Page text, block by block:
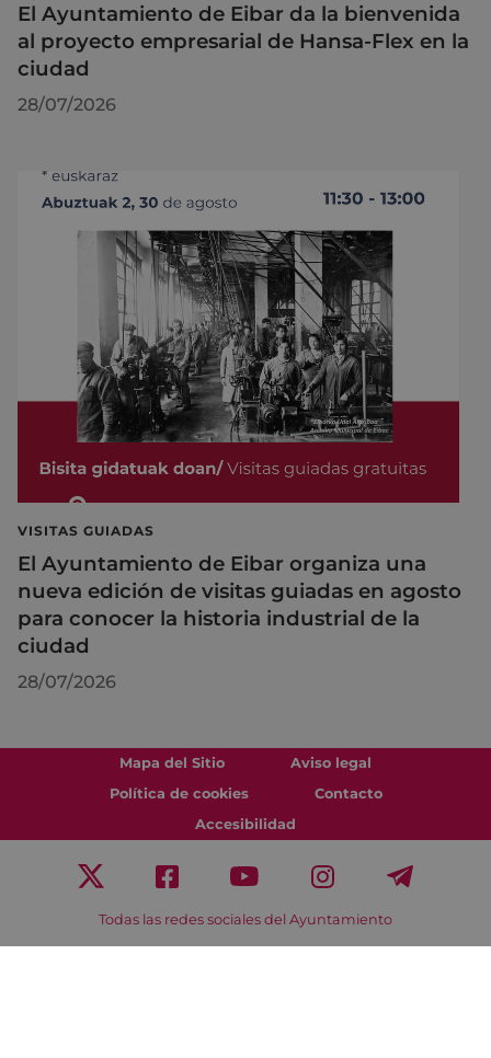
El Ayuntamiento de Eibar da la bienvenida
al proyecto empresarial de Hansa-Flex en la
ciudad
28/07/2026
VISITAS GUIADAS
El Ayuntamiento de Eibar organiza una
nueva edición de visitas guiadas en agosto
para conocer la historia industrial de la
ciudad
28/07/2026
Mapa del Sitio
Aviso legal
Política de cookies
Contacto
Accesibilidad
Todas las redes sociales del Ayuntamiento